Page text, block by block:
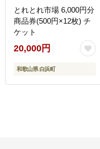
とれとれ市場 6,000円分
商品券(500円×12枚) チ
ケット
20,000円
和歌山県 白浜町